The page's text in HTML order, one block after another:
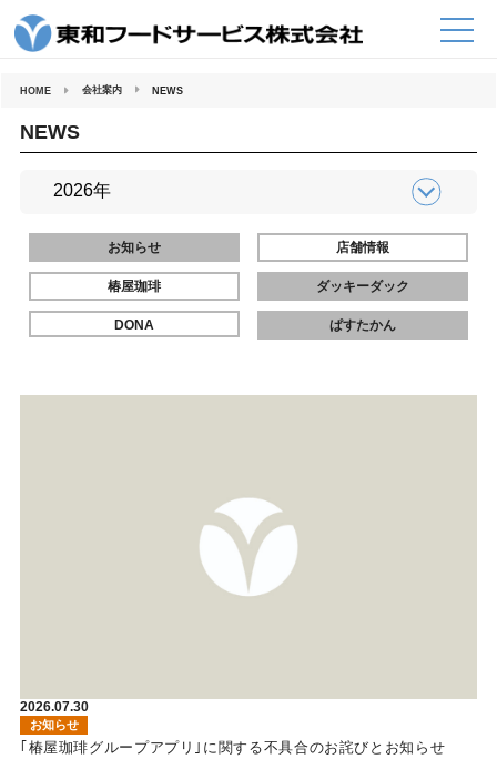
HOME 会社案内 NEWS
NEWS
お知らせ 店舗情報
椿屋珈琲 ダッキーダック
DONA ぱすたかん
2026.07.30
お知らせ
｢椿屋珈琲グループアプリ｣に関する不具合のお詫びとお知らせ